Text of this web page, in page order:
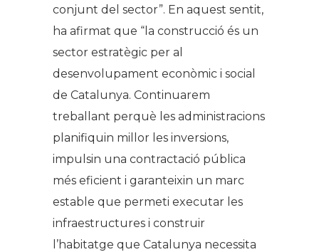
conjunt del sector”. En aquest sentit,
ha afirmat que “la construcció és un
sector estratègic per al
desenvolupament econòmic i social
de Catalunya. Continuarem
treballant perquè les administracions
planifiquin millor les inversions,
impulsin una contractació pública
més eficient i garanteixin un marc
estable que permeti executar les
infraestructures i construir
l’habitatge que Catalunya necessita